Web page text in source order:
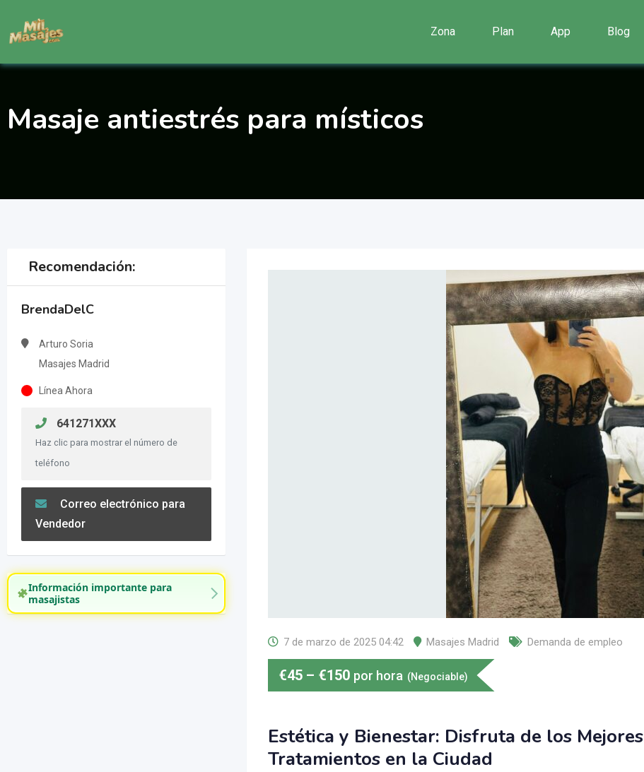
contenido
Zona Plan App Blog
Masaje antiestrés para místicos
Recomendación:
BrendaDelC
Arturo Soria
Masajes Madrid
Línea Ahora
641271XXX
Haz clic para mostrar el número de
teléfono
Correo electrónico para
Vendedor
Información importante para
masajistas
7 de marzo de 2025 04:42 Masajes Madrid Demanda de empleo
€45 – €150 por hora (Negociable)
Estética y Bienestar: Disfruta de los Mejores
Tratamientos en la Ciudad